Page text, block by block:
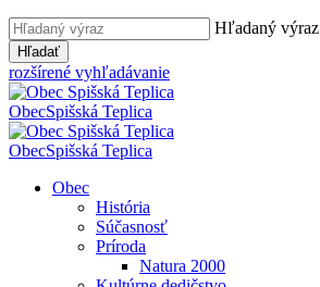
Hľadaný výraz
Hľadať
rozšírené vyhľadávanie
ObecSpišská Teplica
ObecSpišská Teplica
Obec
História
Súčasnosť
Príroda
Natura 2000